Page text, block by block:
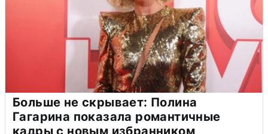
Больше не скрывает: Полина
Гагарина показала романтичные
кадры с новым избранником